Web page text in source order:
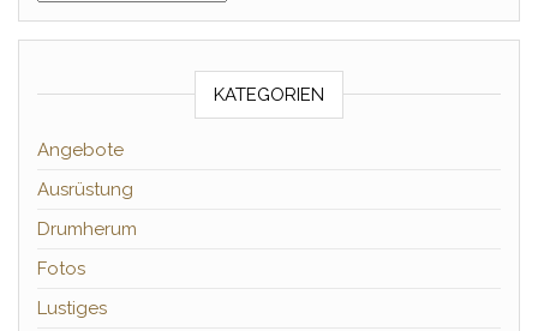
KATEGORIEN
Angebote
Ausrüstung
Drumherum
Fotos
Lustiges